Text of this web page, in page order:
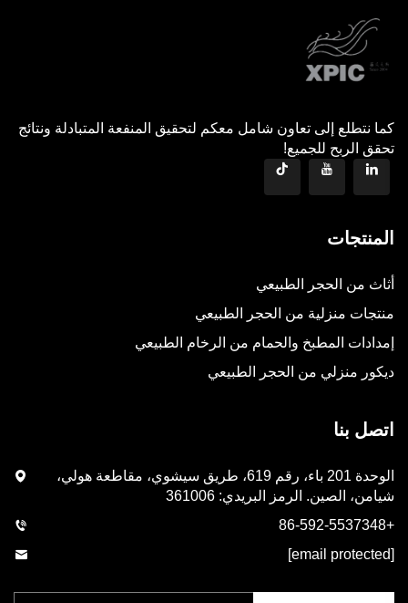
كما نتطلع إلى تعاون شامل معكم لتحقيق المنفعة المتبادلة ونتائج
تحقق الربح للجميع!
المنتجات
أثاث من الحجر الطبيعي
منتجات منزلية من الحجر الطبيعي
إمدادات المطبخ والحمام من الرخام الطبيعي
ديكور منزلي من الحجر الطبيعي
اتصل بنا
الوحدة 201 باء، رقم 619، طريق سيشوي، مقاطعة هولي،
شيامن، الصين. الرمز البريدي: 361006
+86-592-5537348
[email protected]